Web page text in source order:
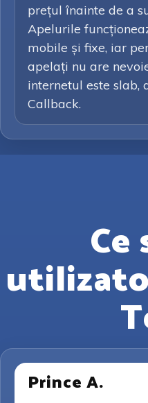
prețul înainte de a
Apelurile
mobile și fixe, iar
apelați nu are
internetul este slab,
Callback.
Ce
Prince A.